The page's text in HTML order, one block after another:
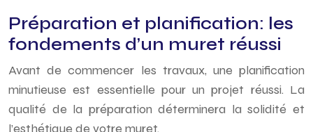
Préparation et planification: les
fondements d’un muret réussi
Avant de commencer les travaux, une planification
minutieuse est essentielle pour un projet réussi. La
qualité de la préparation déterminera la solidité et
l’esthétique de votre muret.